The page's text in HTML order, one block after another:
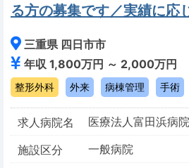
る方の募集です／実績に応
三重県 四日市市
年収 1,800万円 ～ 2,000万円
整形外科 外来 病棟管理 手術
求人病院名
医療法人富田浜病
施設区分
一般病院